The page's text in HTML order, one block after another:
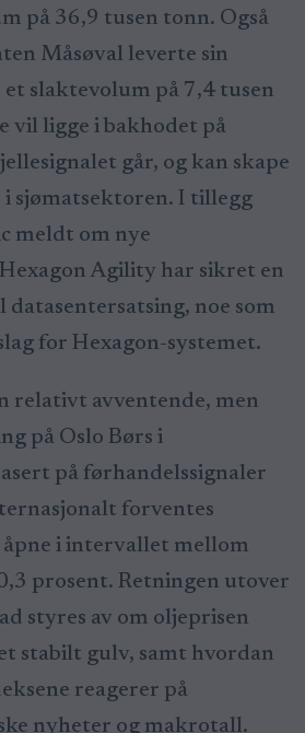
på 36,9 tusen tonn. Også
Måsøval leverte sin
slaktevolum på 7,4 tusen
vil ligge i bakhodet på
går, og kan skape
i sjømatsektoren. I tillegg
meldt om nye
Agility har sikret en
noe som
for Hexagon-systemet.
relativt avventende, men
på Oslo Børs i
på førhandelssignaler
forventes
åpne i intervallet mellom
prosent. Retningen utover
styres av om oljeprisen
stabilt gulv, samt hvordan
reagerer på
nyheter og makrotall.